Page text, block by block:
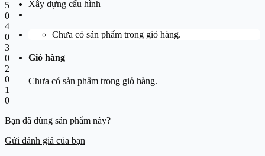
Xây dựng cấu hình
Chưa có sản phẩm trong giỏ hàng.
Giỏ hàng
Chưa có sản phẩm trong giỏ hàng.
5
0
4
0
3
0
2
0
1
0
Bạn đã dùng sản phẩm này?
Gửi đánh giá của bạn